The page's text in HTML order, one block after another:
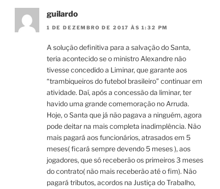
guilardo
1 DE DEZEMBRO DE 2017 ÀS 1:32 PM
A solução definitiva para a salvação do Santa,
teria acontecido se o ministro Alexandre não
tivesse concedido a Liminar, que garante aos
“trambiqueiros do futebol brasileiro” continuar em
atividade. Daí, após a concessão da liminar, ter
havido uma grande comemoração no Arruda.
Hoje, o Santa que já não pagava a ninguém, agora
pode deitar na mais completa inadimplência. Não
mais pagará aos funcionários, atrasados em 5
meses( ficará sempre devendo 5 meses ), aos
jogadores, que só receberão os primeiros 3 meses
do contrato( não mais receberão até o fim). Não
pagará tributos, acordos na Justiça do Trabalho,